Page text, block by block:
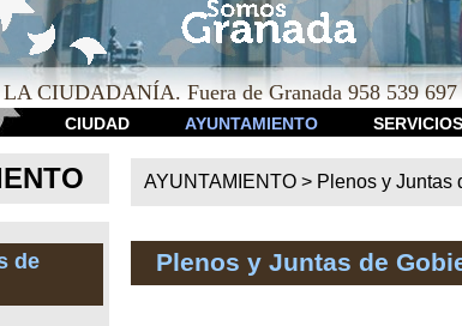
CIUDADANÍA. Fuera de Granada 958 539 697
CIUDAD AYUNTAMIENTO SERVICIOS
de
AYUNTAMIENTO > Plenos y Juntas
Plenos y Juntas de